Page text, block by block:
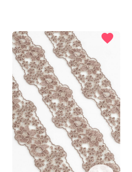
favorite